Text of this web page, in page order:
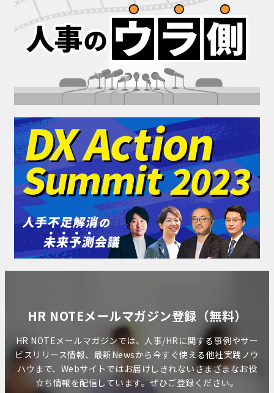
HR NOTEメールマガジン登録（無料）
HR NOTEメールマガジンでは、人事/HRに関する事例やサー
ビスリリース情報、最新Newsから今すぐ使える他社実践ノウ
ハウまで、Webサイトではお届けしきれないさまざまなお役
立ち情報を配信しています。ぜひご登録ください。